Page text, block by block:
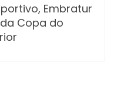
Embratur
Copa do